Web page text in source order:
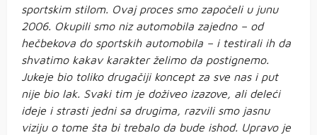
sportskim stilom. Ovaj proces smo započeli u junu
2006. Okupili smo niz automobila zajedno – od
hečbekova do sportskih automobila – i testirali ih da
shvatimo kakav karakter želimo da postignemo.
Jukeje bio toliko drugačiji koncept za sve nas i put
nije bio lak. Svaki tim je doživeo izazove, ali deleći
ideje i strasti jedni sa drugima, razvili smo jasnu
viziju o tome šta bi trebalo da bude ishod. Upravo je